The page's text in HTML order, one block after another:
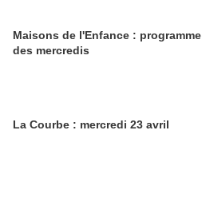
Maisons de l'Enfance : programme
des mercredis
La Courbe : mercredi 23 avril